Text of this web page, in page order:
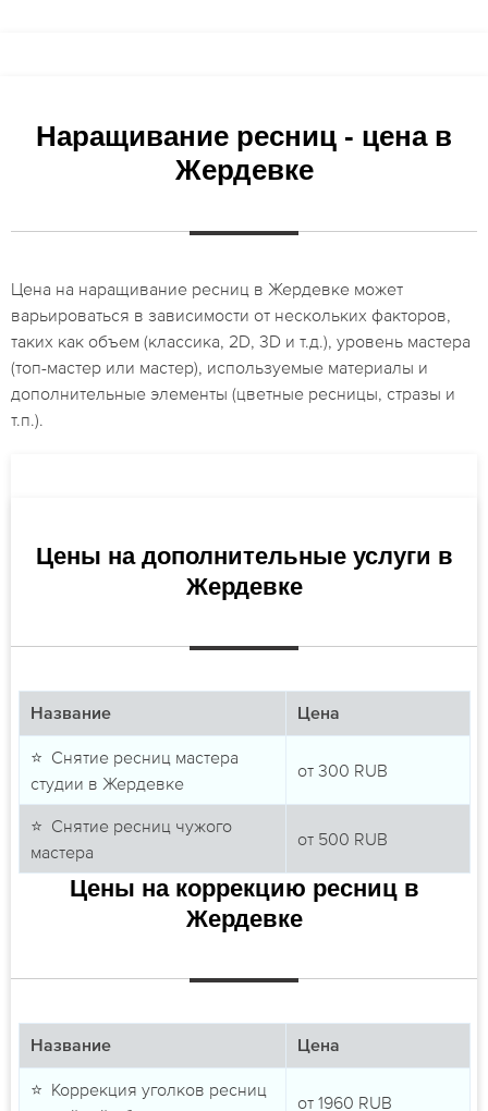
Наращивание ресниц - цена в
Жердевке
Цена на наращивание ресниц в Жердевке может
варьироваться в зависимости от нескольких факторов,
таких как объем (классика, 2D, 3D и т.д.), уровень мастера
(топ-мастер или мастер), используемые материалы и
дополнительные элементы (цветные ресницы, стразы и
т.п.).
Цены на дополнительные услуги в
Жердевке
Название Цена
⭐ Снятие ресниц мастера
студии в Жердевке
от 300 RUB
⭐ Снятие ресниц чужого
мастера
от 500 RUB
Цены на коррекцию ресниц в
Жердевке
Название Цена
⭐ Коррекция уголков ресниц
от 1960 RUB